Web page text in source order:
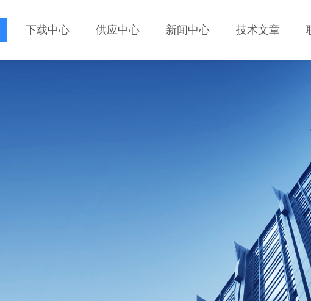
下载中心 供应中心 新闻中心 技术文章